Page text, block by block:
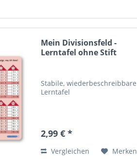
Mein Divisionsfeld -
Lerntafel ohne Stift
Stabile, wiederbeschreibbare
Lerntafel
2,99 € *
Vergleichen Merken